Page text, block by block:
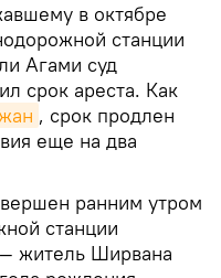
в октябре
станции
Агами суд
срок ареста. Как
, срок продлен
еще на два
ранним утром
станции
житель Ширвана